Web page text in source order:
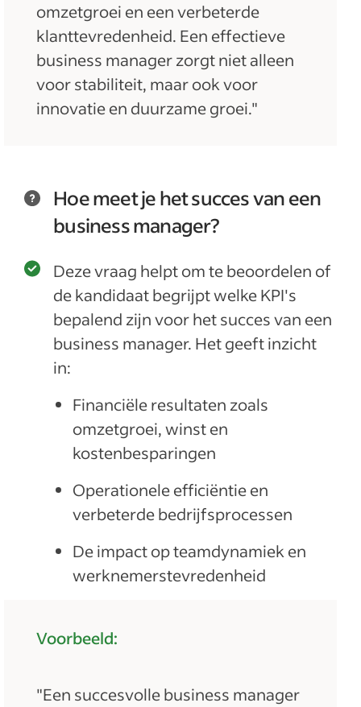
omzetgroei en een verbeterde
klanttevredenheid. Een effectieve
business manager zorgt niet alleen
voor stabiliteit, maar ook voor
innovatie en duurzame groei."
Hoe meet je het succes van een
business manager?
Deze vraag helpt om te beoordelen of
de kandidaat begrijpt welke KPI's
bepalend zijn voor het succes van een
business manager. Het geeft inzicht
in:
Financiële resultaten zoals
omzetgroei, winst en
kostenbesparingen
Operationele efficiëntie en
verbeterde bedrijfsprocessen
De impact op teamdynamiek en
werknemerstevredenheid
Voorbeeld:
"Een succesvolle business manager